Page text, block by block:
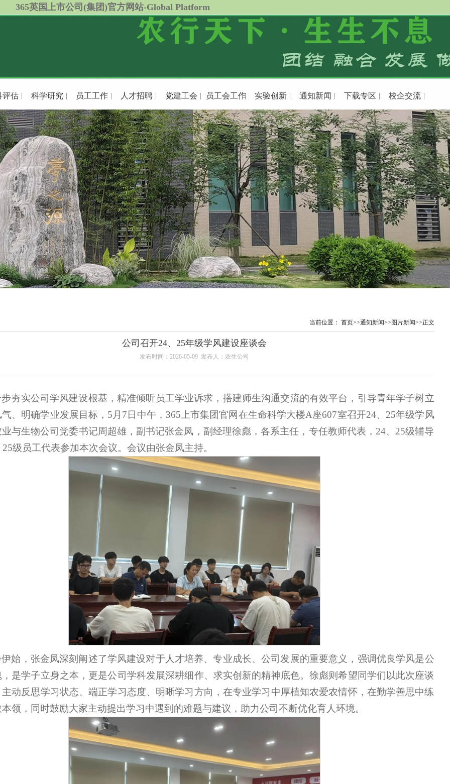
365英国上市公司(集团)官方网站-Global Platform
评估 科学研究 员工工作 人才招聘 党建工会 员工会工作 实验创新 通知新闻 下载专区 校企交流
当前位置： 首页>>通知新闻>> 图片新闻>>正文
公司召开24、25年级学风建设座谈会
发布时间：2026-05-09 发布人：农生公司
夯实公司学风建设根基，精准倾听员工学业诉求，搭建师生沟通交流的有效平台，引导青年学子树立
、明确学业发展目标，5月7日中午，365上市集团官网在生命科学大楼A座607室召开24、25年级学风
与生物公司党委书记周超雄，副书记张金凤，副经理徐彪，各系主任，专任教师代表，24、25级辅导
级员工代表参加本次会议。会议由张金凤主持。
始，张金凤深刻阐述了学风建设对于人才培养、专业成长、公司发展的重要意义，强调优良学风是公
是学子立身之本，更是公司学科发展深耕细作、求实创新的精神底色。徐彪则希望同学们以此次座谈
动反思学习状态、端正学习态度、明晰学习方向，在专业学习中厚植知农爱农情怀，在勤学善思中练
领，同时鼓励大家主动提出学习中遇到的难题与建议，助力公司不断优化育人环境。